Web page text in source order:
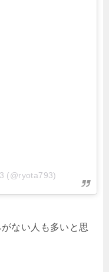
(@ryota793)
ない人も多いと思